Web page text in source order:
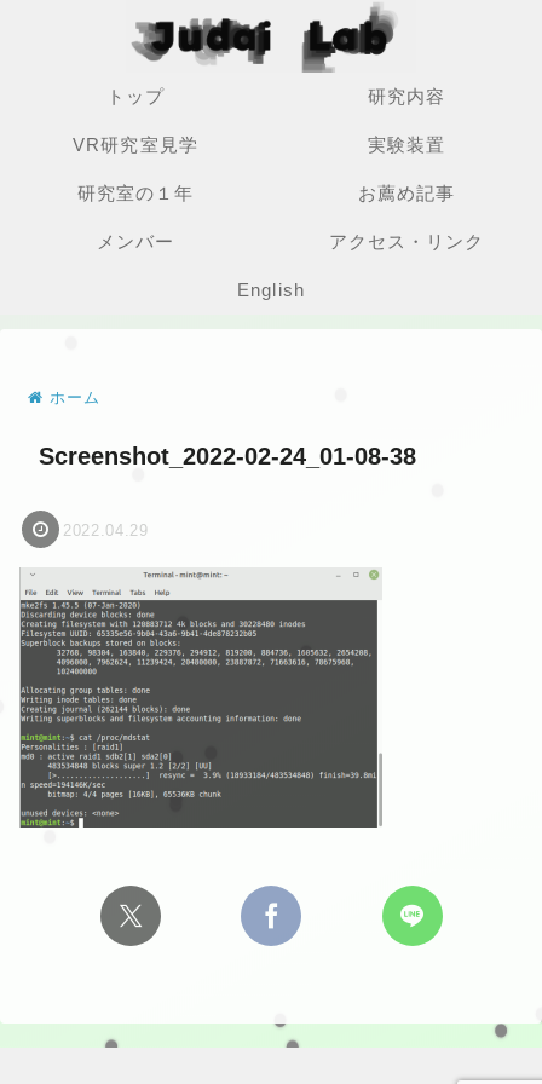
トップ 研究内容
VR研究室見学 実験装置
研究室の１年 お薦め記事
メンバー アクセス・リンク
English
ホーム
Screenshot_2022-02-24_01-08-38
2022.04.29